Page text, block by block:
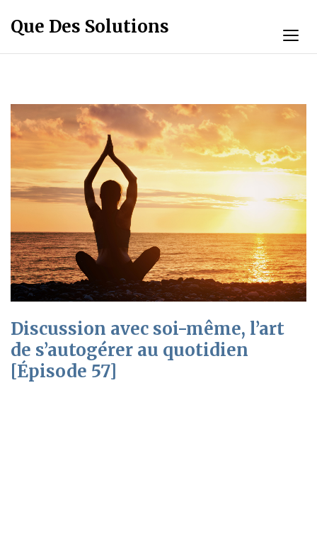
Que Des Solutions
Discussion avec soi-même, l’art
de s’autogérer au quotidien
[Épisode 57]